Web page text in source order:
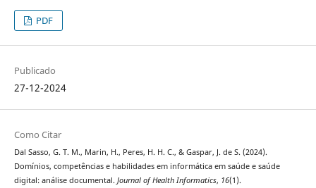
PDF
Publicado
27-12-2024
Como Citar
Dal Sasso, G. T. M., Marin, H., Peres, H. H. C., & Gaspar, J. de S. (2024).
Domínios, competências e habilidades em informática em saúde e saúde
digital: análise documental. Journal of Health Informatics, 16(1).